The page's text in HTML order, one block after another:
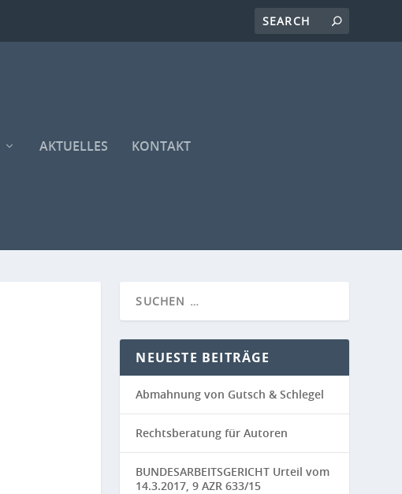
AKTUELLES KONTAKT
NEUESTE BEITRÄGE
Abmahnung von Gutsch & Schlegel
Rechtsberatung für Autoren
BUNDESARBEITSGERICHT Urteil vom
14.3.2017, 9 AZR 633/15